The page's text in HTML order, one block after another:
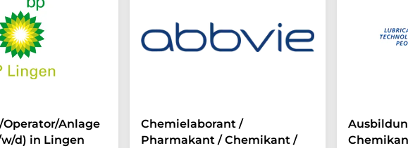
Anlage
d) in Lingen
Chemielaborant /
Pharmakant / Chemikant /